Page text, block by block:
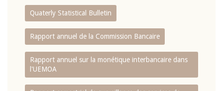
Quaterly Statistical Bulletin
Rapport annuel de la Commission Bancaire
Rapport annuel sur la monétique interbancaire dans
l'UEMOA